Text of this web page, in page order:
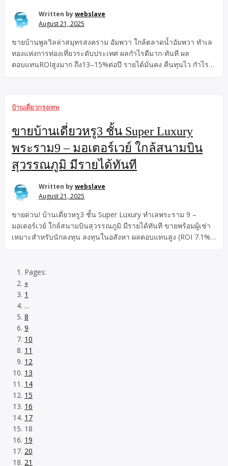
Written bywebslave
August 21, 2025
ขายบ้านพูลวิลล่าสมุทรสงคราม อัมพวา ใกล้ตลาดน้ำอัมพวา ทำเล
ทองแห่งการท่องเที่ยวระดับประเทศ ผลกำไรดีมาก-ทันที ผล
ตอบแทนROIสูงมาก ถึง13–15%ต่อปี รายได้มั่นคง คืนทุนไว กำไร
บ้านเดี่ยวกรุงเทพ
ขายบ้านเดี่ยวหรู3 ชั้น Super Luxury
พระราม9 – มอเตอร์เวย์ ใกล้สนามบิน
สุวรรณภูมิ มีรายได้ทันที
Written bywebslave
August 21, 2025
ขายด่วน! บ้านเดี่ยวหรู3 ชั้น Super Luxury ทำเลพระราม 9 –
มอเตอร์เวย์ ใกล้สนามบินสุวรรณภูมิ มีรายได้ทันที ขายพร้อมผู้เช่า
เหมาะสำหรับนักลงทุน ลงทุนในอสังหา ผลตอบแทนสูง (ROI 7.1%)
Pages:
«
1
...
8
9
10
11
12
13
14
15
16
17
18
19
20
21